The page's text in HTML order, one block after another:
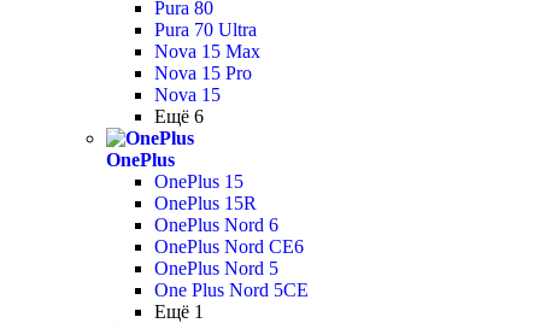
Pura 80
Pura 70 Ultra
Nova 15 Max
Nova 15 Pro
Nova 15
Ещё 6
OnePlus
OnePlus 15
OnePlus 15R
OnePlus Nord 6
OnePlus Nord CE6
OnePlus Nord 5
One Plus Nord 5CE
Ещё 1